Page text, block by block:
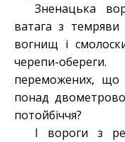
Зненацька
ватага з
вогнищ і
черепи-
переможених, що
понад
потойбіччя?
І вороги з